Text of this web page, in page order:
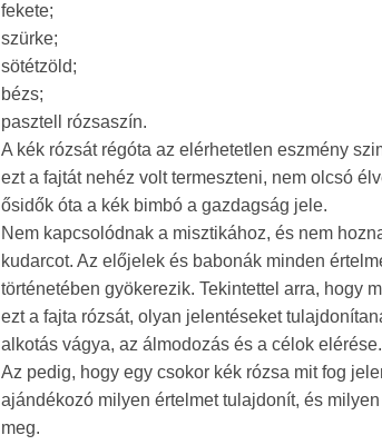
fekete;
szürke;
sötétzöld;
bézs;
pasztell rózsaszín.
A kék rózsát régóta az elérhetetlen eszmény
ezt a fajtát nehéz volt termeszteni, nem olcsó
ősidők óta a kék bimbó a gazdagság jele.
Nem kapcsolódnak a misztikához, és nem
kudarcot. Az előjelek és babonák minden
történetében gyökerezik. Tekintettel arra, hogy
ezt a fajta rózsát, olyan jelentéseket
alkotás vágya, az álmodozás és a célok elérése.
Az pedig, hogy egy csokor kék rózsa mit fog
ajándékozó milyen értelmet tulajdonít, és
meg.